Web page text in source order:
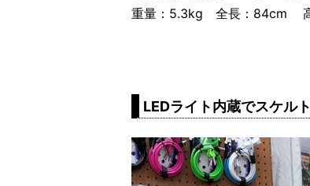
重量：5.3kg 全長：84cm
LEDライト内蔵でスケル